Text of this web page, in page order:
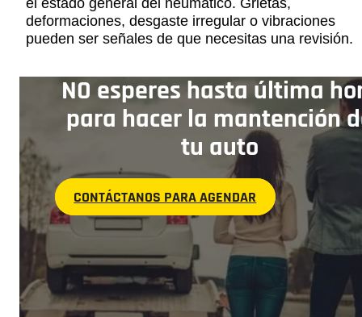
deformaciones, desgaste irregular o vibraciones
pueden ser señales de que necesitas una revisión.
NO esperes hasta última
para hacer la mantención
tu auto
CONTÁCTANOS PARA AGENDAR